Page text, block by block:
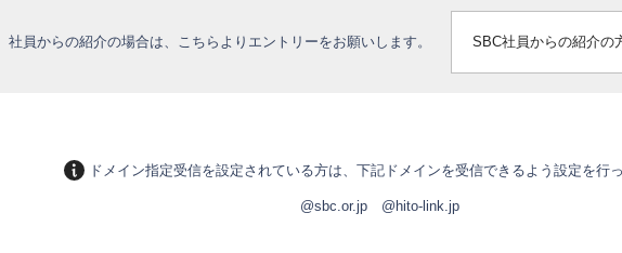
社員からの紹介の場合は、こちらよりエントリーをお願いします。 SBC社員からの紹介の
ドメイン指定受信を設定されている方は、下記ドメインを受信できるよう設定を行っ
@sbc.or.jp @hito-link.jp